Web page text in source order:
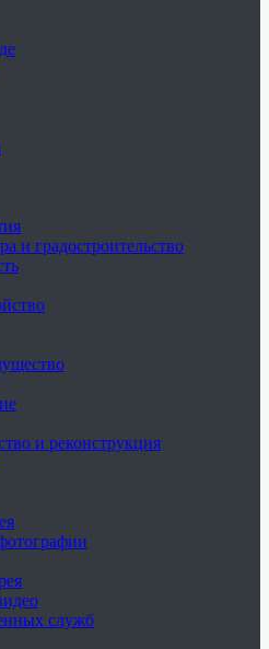
и градостроительство
и реконструкция
служб